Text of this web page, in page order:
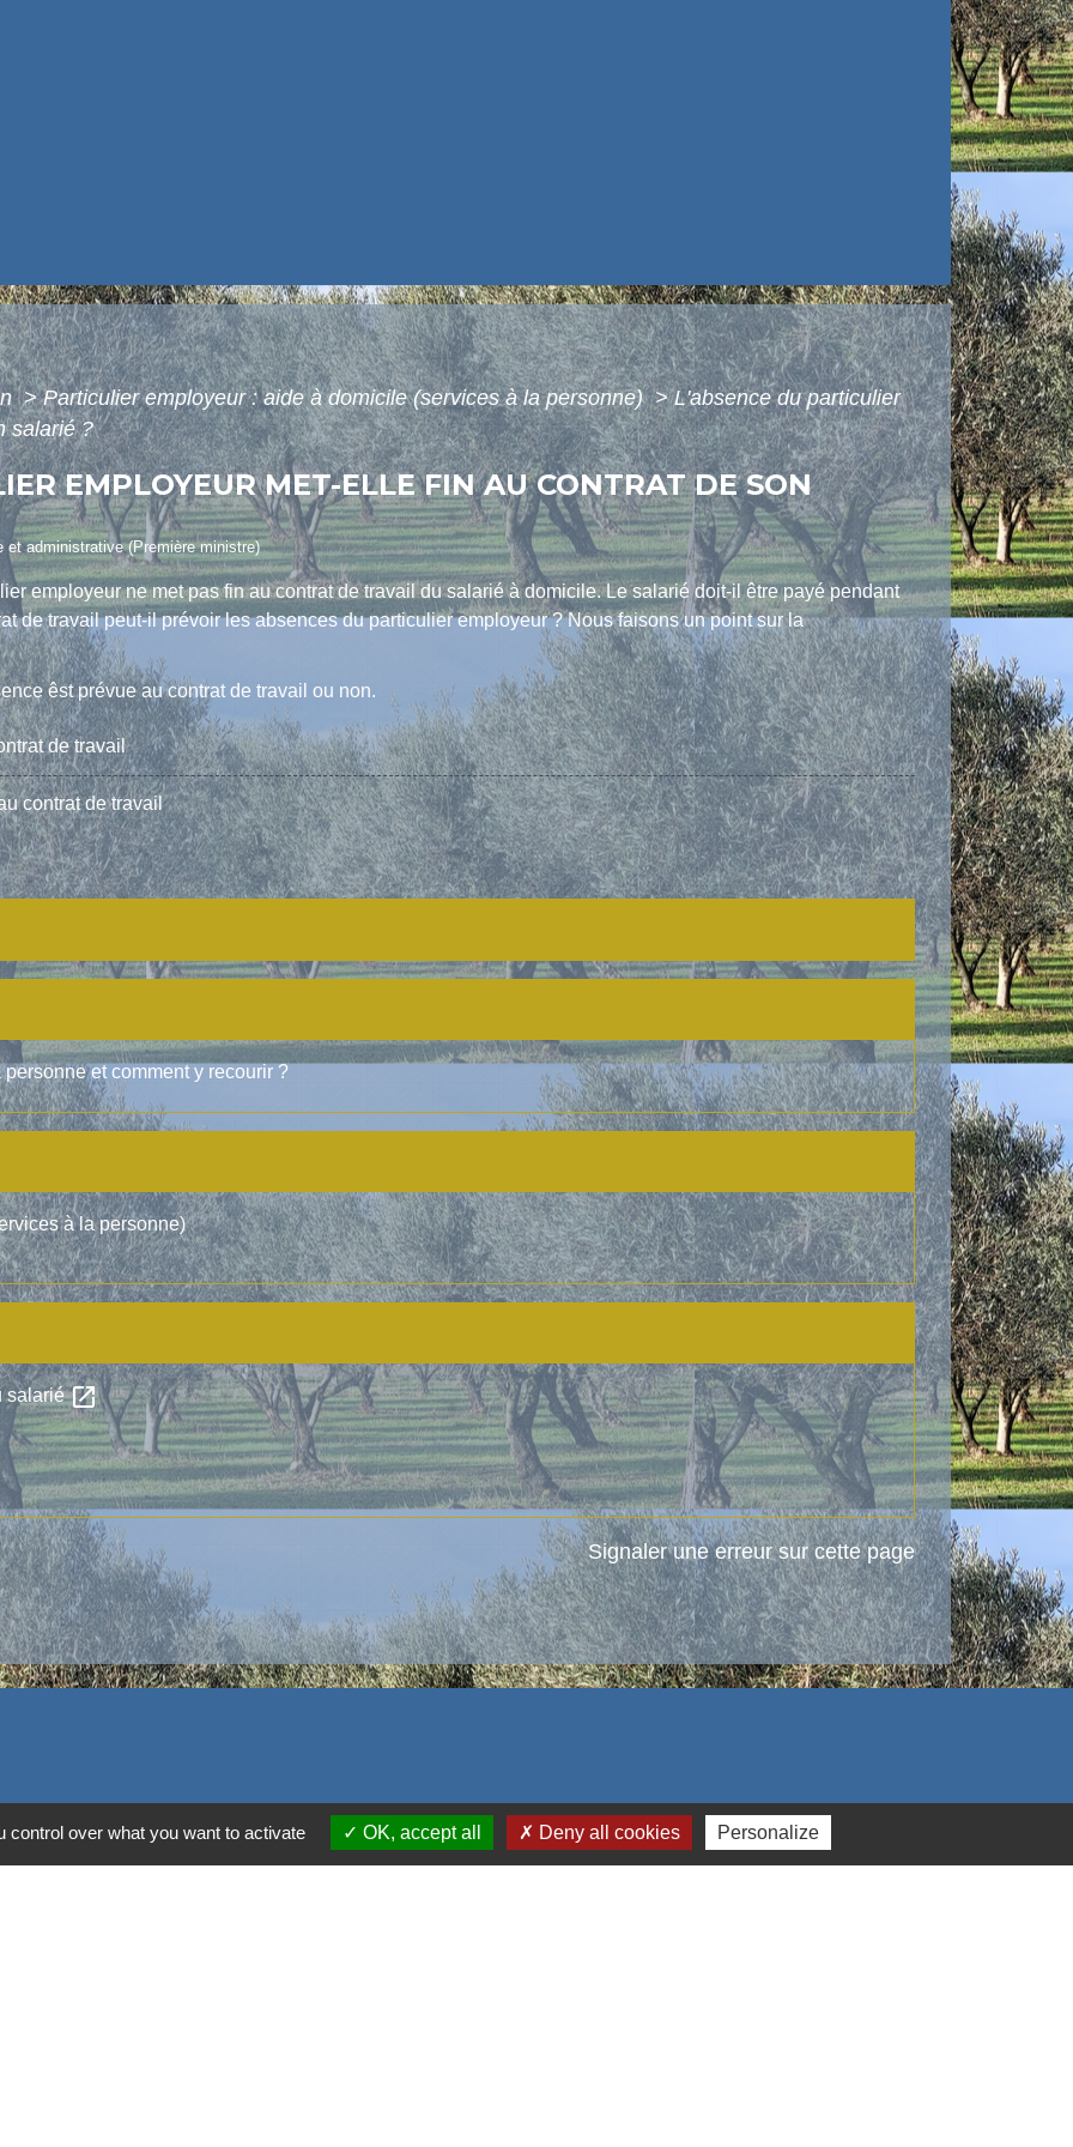
> Particulier employeur : aide à domicile (services à la personne)> L'absence du particulier
salarié ?
EMPLOYEUR MET-ELLE FIN AU CONTRAT DE SON
et administrative (Première ministre)
employeur ne met pas fin au contrat de travail du salarié à domicile. Le salarié doit-il être payé pendant
de travail peut-il prévoir les absences du particulier employeur ? Nous faisons un point sur la
êst prévue au contrat de travail ou non.
de travail
contrat de travail
et comment y recourir ?
à la personne)
salariéopen_in_new
Signaler une erreur sur cette page
over what you want to activate OK, accept all Deny all cookies Personalize